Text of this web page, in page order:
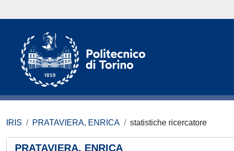
IRIS PRATAVIERA, ENRICA statistiche ricercatore
PRATAVIERA, ENRICA